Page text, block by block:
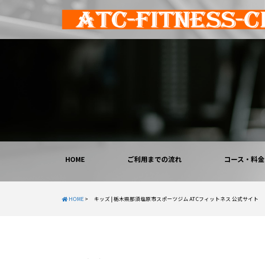
HOME ご利用までの流れ コース・料金
HOME > キッズ | 栃木県那須塩原市スポーツジム ATCフィットネス 公式サイト